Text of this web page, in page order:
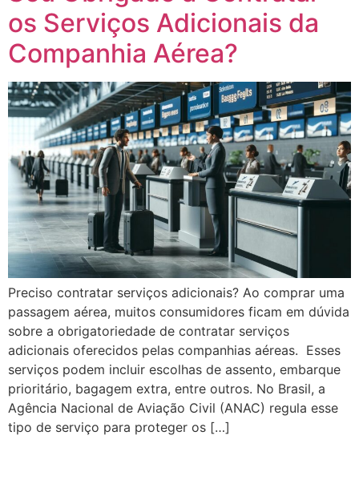
os Serviços Adicionais da
Companhia Aérea?
Preciso contratar serviços adicionais? Ao comprar uma
passagem aérea, muitos consumidores ficam em dúvida
sobre a obrigatoriedade de contratar serviços
adicionais oferecidos pelas companhias aéreas. Esses
serviços podem incluir escolhas de assento, embarque
prioritário, bagagem extra, entre outros. No Brasil, a
Agência Nacional de Aviação Civil (ANAC) regula esse
tipo de serviço para proteger os […]